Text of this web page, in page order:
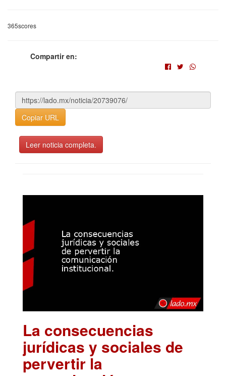
365scores
Compartir en:
Copiar URL
Leer noticia completa.
La consecuencias
jurídicas y sociales de
pervertir la